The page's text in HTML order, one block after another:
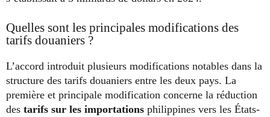
Quelles sont les principales modifications des
tarifs douaniers ?
L’accord introduit plusieurs modifications notables dans la
structure des tarifs douaniers entre les deux pays. La
première et principale modification concerne la réduction
des tarifs sur les importations philippines vers les États-